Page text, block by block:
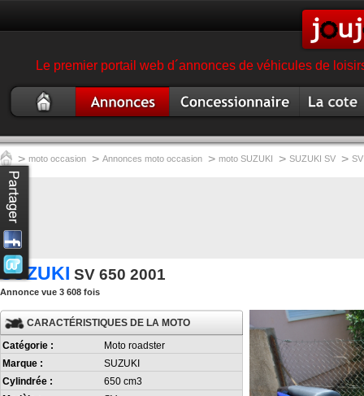
Le premier portail web d´annonces de véhicules de
occasion
garage magasin moto
> moto occasion > Annonces moto occasion > moto SUZUKI > SUZUKI SV >
SUZUKI SV 650 2001
Annonce vue 3 608 fois
CARACTÉRISTIQUES DE LA MOTO
Catégorie :
Moto roadster
Marque :
SUZUKI
Cylindrée :
650 cm3